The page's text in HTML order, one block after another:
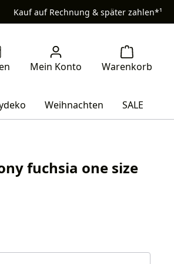
Kauf auf Rechnung & später zahlen*¹
Weihnachten SALE
fuchsia one size